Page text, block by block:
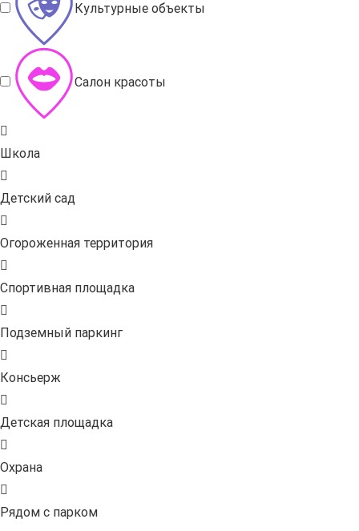
Культурные объекты
Салон красоты
Школа
Детский сад
Огороженная территория
Спортивная площадка
Подземный паркинг
Консьерж
Детская площадка
Охрана
Рядом с парком